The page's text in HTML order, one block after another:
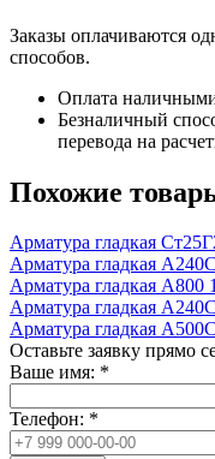
Заказы оплачиваются
способов.
Оплата
Безналичный
перевода на
Похожие
Арматура гладкая
Арматура гладкая
Арматура гладкая А800
Арматура гладкая
Арматура гладкая
Оставьте заявку прямо
Ваше имя: *
Телефон: *